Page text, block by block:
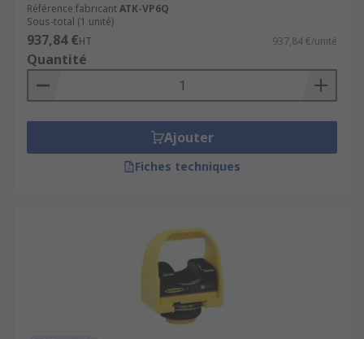
Référence fabricantATK-VP6Q
Sous-total (1 unité)
937,84 €HT 937,84 €/unité
Quantité
Ajouter
Fiches techniques